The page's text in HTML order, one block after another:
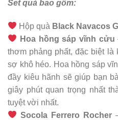
Set quà bao gồm:
Hộp quà Black Navacos
Hoa hồng sáp vĩnh cửu
thơm phảng phất, đặc biệt là
sợ khô héo. Hoa hồng sáp
đầy kiêu hãnh sẽ giúp bạn
giây phút quan trọng nhất
tuyệt vời nhất.
Socola Ferrero Rocher